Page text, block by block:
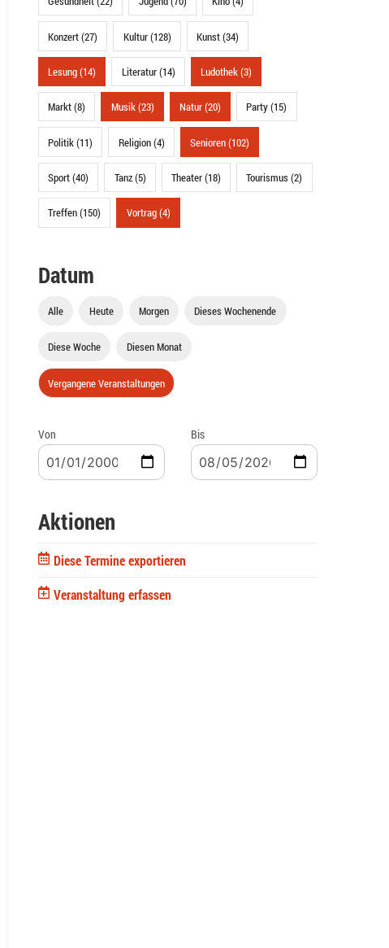
Konzert (27) Kultur (128) Kunst (34)
Lesung (14) Literatur (14) Ludothek (3)
Markt (8) Musik (23) Natur (20) Party (15)
Politik (11) Religion (4) Senioren (102)
Sport (40) Tanz (5) Theater (18) Tourismus (2)
Treffen (150) Vortrag (4)
Datum
Alle Heute Morgen Dieses Wochenende
Diese Woche Diesen Monat
Vergangene Veranstaltungen
Von Bis
Aktionen
Diese Termine exportieren
Veranstaltung erfassen